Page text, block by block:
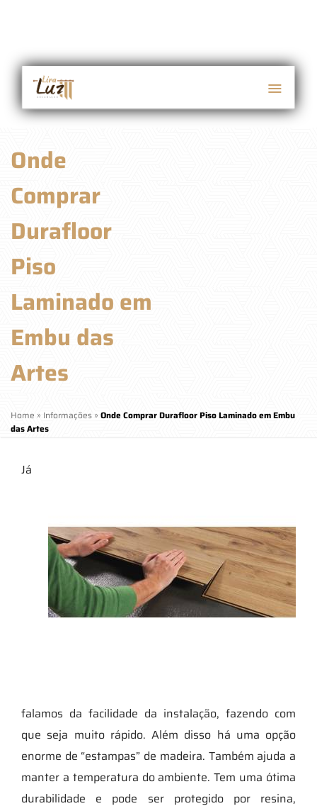
Onde
Comprar
Durafloor
Piso
Laminado em
Embu das
Artes
Home » Informações » Onde Comprar Durafloor Piso Laminado em Embu
das Artes
Já
falamos da facilidade da instalação, fazendo com
que seja muito rápido. Além disso há uma opção
enorme de “estampas” de madeira. Também ajuda a
manter a temperatura do ambiente. Tem uma ótima
durabilidade e pode ser protegido por resina,